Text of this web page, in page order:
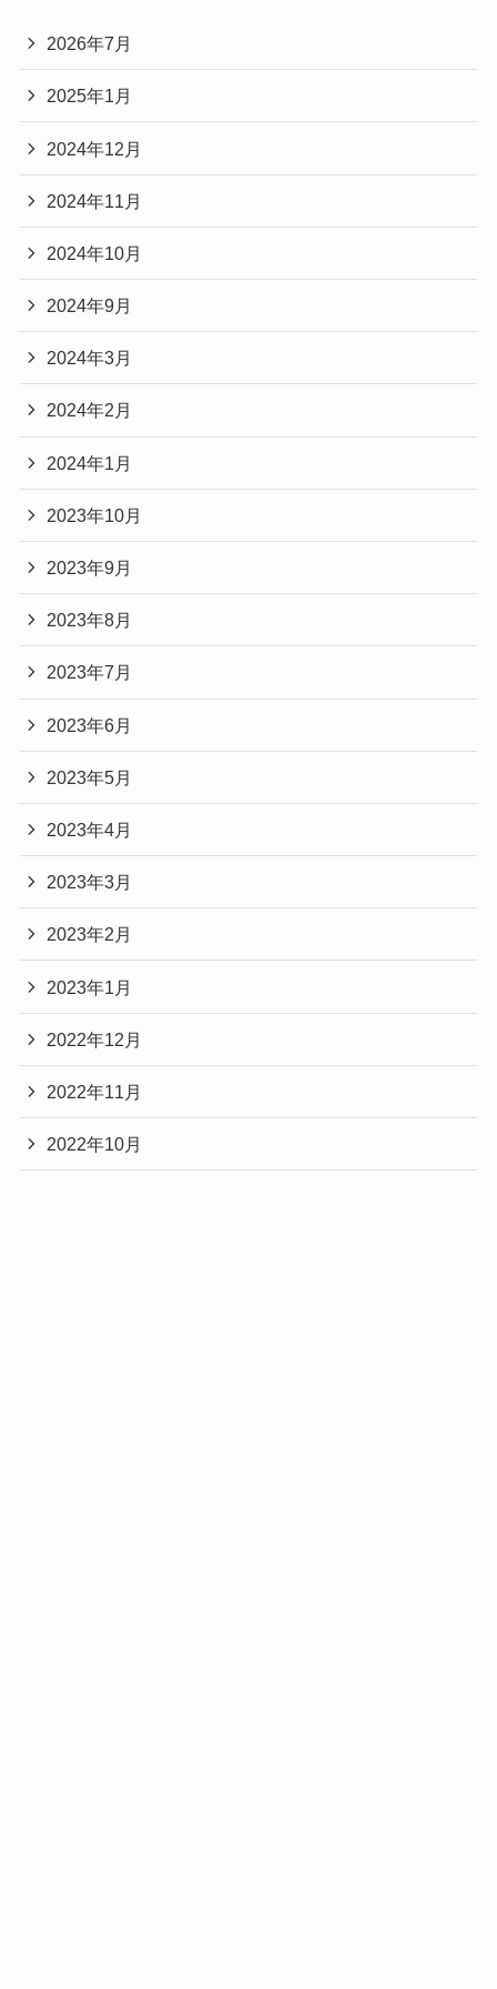
2026年7月
2025年1月
2024年12月
2024年11月
2024年10月
2024年9月
2024年3月
2024年2月
2024年1月
2023年10月
2023年9月
2023年8月
2023年7月
2023年6月
2023年5月
2023年4月
2023年3月
2023年2月
2023年1月
2022年12月
2022年11月
2022年10月